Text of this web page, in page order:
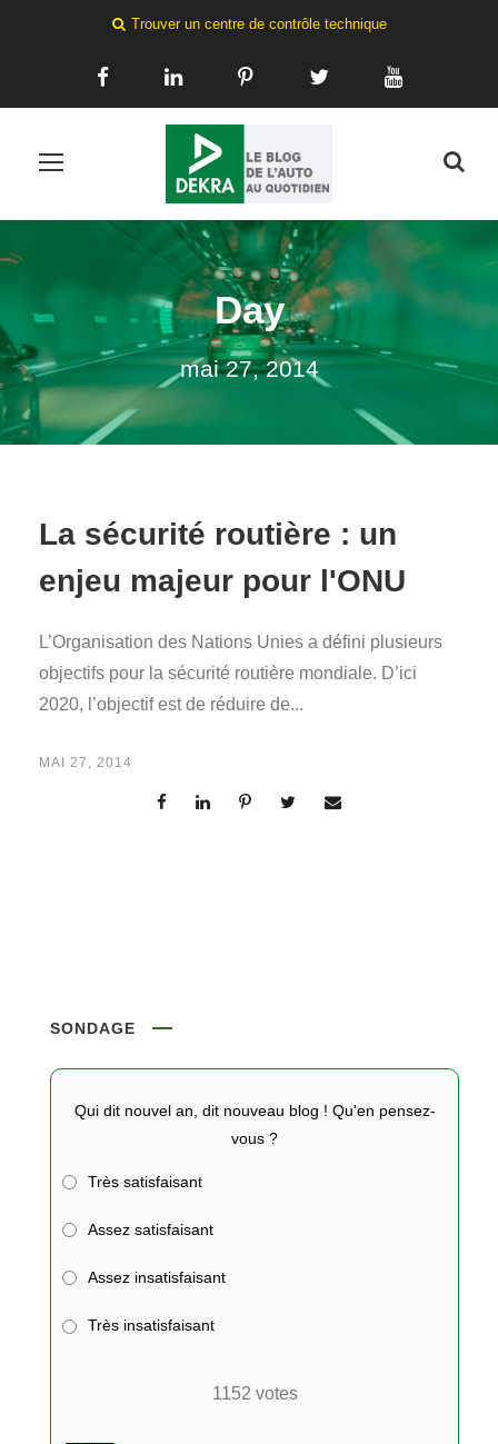
Trouver un centre de contrôle technique
Day
mai 27, 2014
La sécurité routière : un
enjeu majeur pour l'ONU
L’Organisation des Nations Unies a défini plusieurs
objectifs pour la sécurité routière mondiale. D’ici
2020, l’objectif est de réduire de...
MAI 27, 2014
SONDAGE
Qui dit nouvel an, dit nouveau blog ! Qu'en pensez-
vous ?
Très satisfaisant
Assez satisfaisant
Assez insatisfaisant
Très insatisfaisant
1152 votes